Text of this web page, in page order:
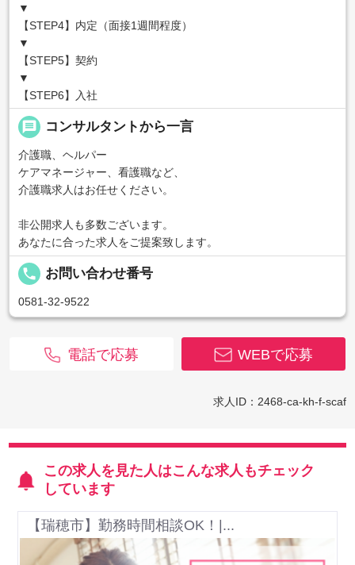
▼
【STEP4】内定（面接1週間程度）
▼
【STEP5】契約
▼
【STEP6】入社
message コンサルタントから一言
介護職、ヘルパー
ケアマネージャー、看護職など、
介護職求人はお任せください。
非公開求人も多数ございます。
あなたに合った求人をご提案致します。
local_phone お問い合わせ番号
0581-32-9522
WEBで応募
電話で応募
求人ID：2468-ca-kh-f-scaf
この求人を見た人はこんな求人もチェック
しています
【瑞穂市】勤務時間相談OK！|...